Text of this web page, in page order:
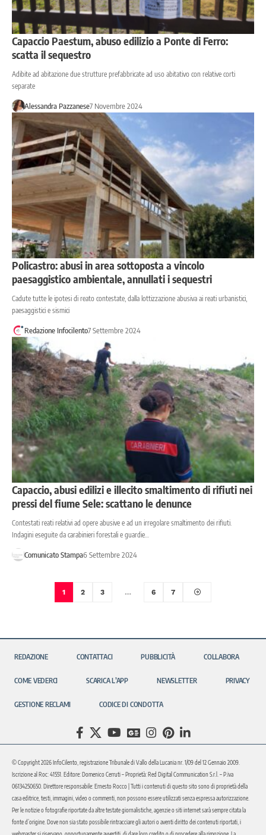
Capaccio Paestum, abuso edilizio a Ponte di Ferro:
scatta il sequestro
Adibite ad abitazione due strutture prefabbricate ad uso abitativo con relative corti
separate
Alessandra Pazzanese7 Novembre 2024
Policastro: abusi in area sottoposta a vincolo
paesaggistico ambientale, annullati i sequestri
Cadute tutte le ipotesi di reato contestate, dalla lottizzazione abusiva ai reati urbanistici,
paesaggistici e sismici
Redazione Infocilento7 Settembre 2024
Capaccio, abusi edilizi e illecito smaltimento di rifiuti nei
pressi del fiume Sele: scattano le denunce
Contestati reati relativi ad opere abusive e ad un irregolare smaltimento dei rifiuti.
Indagini eseguite da carabinieri forestali e guardie…
Comunicato Stampa6 Settembre 2024
1 2 3 … 6 7
REDAZIONE CONTATTACI PUBBLICITÀ COLLABORA
COME VEDERCI SCARICA L’APP NEWSLETTER PRIVACY
GESTIONE RECLAMI CODICE DI CONDOTTA
© Copyright 2026 InfoCilento, registrazione Tribunale di Vallo della Lucania nr. 1/09 del 12 Gennaio 2009.
Iscrizione al Roc: 41551. Editore: Domenico Cerruti – Proprietà: Red Digital Communication S.r.l. – P.iva
06134250650. Direttore responsabile: Ernesto Rocco | Tutti i contenuti di questo sito sono di proprietà della
casa editrice, testi, immagini, video o commenti, non possono essere utilizzati senza espressa autorizzazione.
Per le notizie o fotografie riportate da altre testate giornalistiche, agenzie o siti internet sarà sempre citata la
fonte d’origine. Dove non sia stato possibile rintracciare gli autori o aventi diritto dei contenuti riportati, i